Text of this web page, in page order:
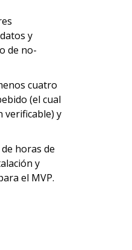
y
de no-
cuatro
(el cual
verificable) y
horas de
y
el MVP.